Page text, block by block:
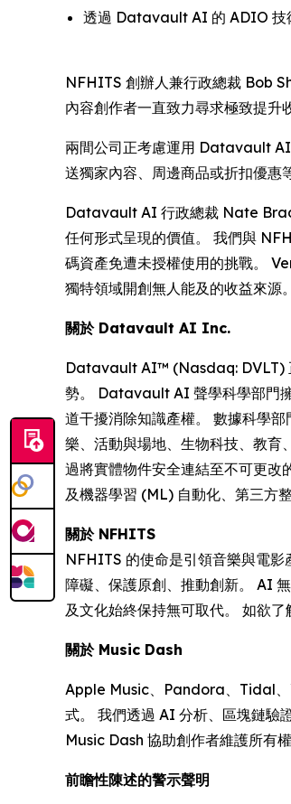
透過 Datavault AI 的 ADIO 技
NFHITS 創辦人兼行政總裁 Bob
內容創作者一直致力尋求極致提升
兩間公司正考慮運用 Datavault AI
送獨家內容、周邊商品或折扣優惠
Datavault AI 行政總裁 Nate
任何形式呈現的價值。 我們與
碼資產免遭未授權使用的挑戰。
獨特領域開創無人能及的收益來
關於 Datavault AI Inc.
Datavault AI™ (Nasdaq: DVLT)
勢。 Datavault AI 聲學科學部門
道干擾消除知識產權。 數據科學
樂、活動與場地、生物科技、教
過將實體物件安全連結至不可更
及機器學習 (ML) 自動化、第三方
關於 NFHITS
NFHITS 的使命是引領音樂與電影
障礙、保護原創、推動創新。 AI
及文化始終保持無可取代。 如欲了
關於 Music Dash
Apple Music、Pandora、Tidal、
式。 我們透過 AI 分析、區塊鏈驗
Music Dash 協助創作者維護所有
前瞻性陳述的警示聲明